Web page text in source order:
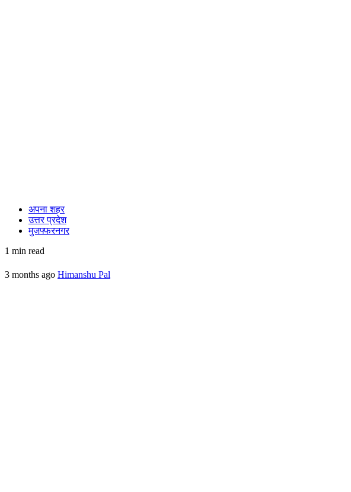
अपना शहर
उत्तर प्रदेश
मुजफ्फरनगर
1 min read
3 months ago Himanshu Pal